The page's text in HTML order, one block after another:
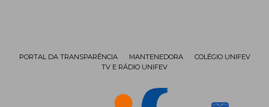
PORTAL DA TRANSPARÊNCIA MANTENEDORA
COLÉGIO UNIFEV
TV E RÁDIO UNIFEV